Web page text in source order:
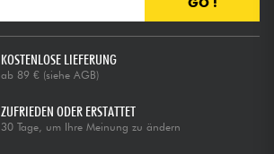
KOSTENLOSE LIEFERUNG
ab 89 € (siehe AGB)
ZUFRIEDEN ODER ERSTATTET
30 Tage, um Ihre Meinung zu ändern